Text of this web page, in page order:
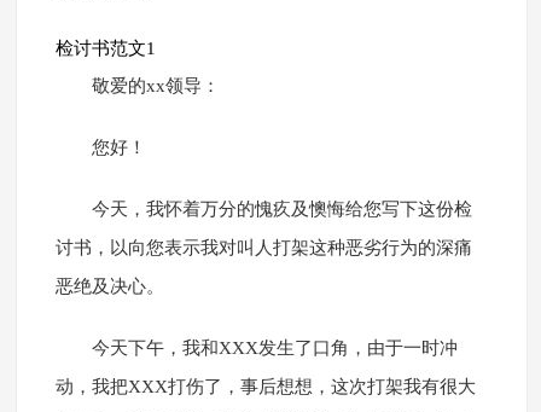
检讨书范文1
敬爱的xx领导：
您好！
今天，我怀着万分的愧疚及懊悔给您写下这份检
讨书，以向您表示我对叫人打架这种恶劣行为的深痛
恶绝及决心。
今天下午，我和XXX发生了口角，由于一时冲
动，我把XXX打伤了，事后想想，这次打架我有很大